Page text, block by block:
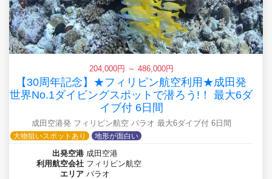
204,000円 ～ 486,000円
【30周年記念】★フィリピン航空利用★成田発
世界No.1ダイビングスポットで潜ろう!！ 最大6ダ
イブ付 6日間
成田空港発 フィリピン航空 パラオ 最大6ダイブ付 6日間
大物狙いスポットあり
地形が面白い
出発空港 成田空港
利用航空会社 フィリピン航空
エリア パラオ